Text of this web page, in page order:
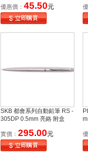
優惠價： 45.50元
SKB 都會系列自動鉛筆 RS -
305DP 0.5mm 亮鉻 附盒
實價： 295.00元